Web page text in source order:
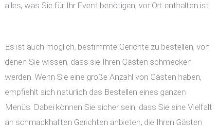
alles, was Sie für Ihr Event benötigen, vor Ort enthalten ist.
Es ist auch möglich, bestimmte Gerichte zu bestellen, von
denen Sie wissen, dass sie Ihren Gästen schmecken
werden. Wenn Sie eine große Anzahl von Gästen haben,
empfiehlt sich natürlich das Bestellen eines ganzen
Menüs. Dabei können Sie sicher sein, dass Sie eine Vielfalt
an schmackhaften Gerichten anbieten, die Ihren Gästen